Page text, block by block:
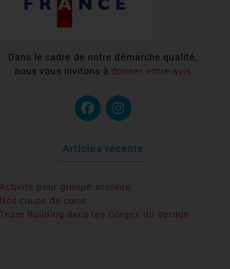
Dans le cadre de notre démarche qualité,
nous vous invitons à donner votre avis
Articles récents
pour groupe scolaire
coups de cœur
Building dans les Gorges du Verdon